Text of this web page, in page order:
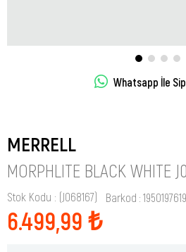
Whatsapp İle
MERRELL
MORPHLITE BLACK WHITE
Stok Kodu (J068167) Barkod :
6.499,99 ₺